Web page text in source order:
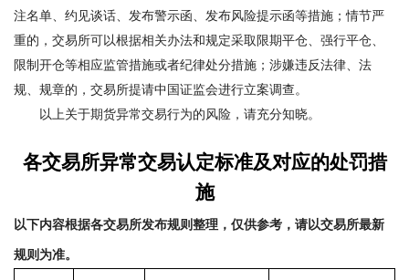
注名单、约见谈话、发布警示函、发布风险提示函等措施；情节严
重的，交易所可以根据相关办法和规定采取限期平仓、强行平仓、
限制开仓等相应监管措施或者纪律处分措施；涉嫌违反法律、法
规、规章的，交易所提请中国证监会进行立案调查。
以上关于期货异常交易行为的风险，请充分知晓。
各交易所异常交易认定标准及对应的处罚措
施
以下内容根据各交易所发布规则整理，仅供参考，请以交易所最新
规则为准。